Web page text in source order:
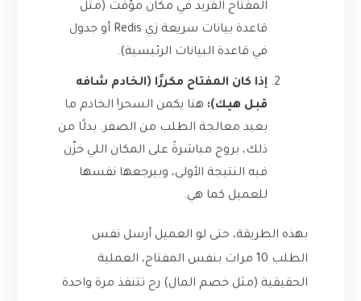
المفتاح الفريد في مكان مؤقت (مثل
قاعدة بيانات سريعة زي Redis أو جدول
في قاعدة البيانات الرئيسية).
إذا كان المفتاح مكررًا (الخادم شافه
قبل هيك): هنا يكمن السحر! الخادم ما
بعيد معالجة الطلب من الصفر. بدلًا من
ذلك، بروح مباشرةً على المكان اللي خزّن
فيه النتيجة الأولى، وبيرجعها نفسها
للعميل كما هي.
بهذه الطريقة، حتى لو العميل أرسل نفس
الطلب 10 مرات بنفس المفتاح، العملية
الحقيقية (مثل خصم المال) رح تتنفذ مرة واحدة